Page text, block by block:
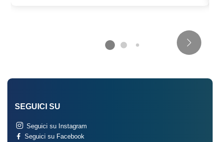
Sistema di protezione urto pedoni
Soft
Specchietti retrovisori in tinta
SEGUICI SU
Seguici su Instagram
Seguici su Facebook